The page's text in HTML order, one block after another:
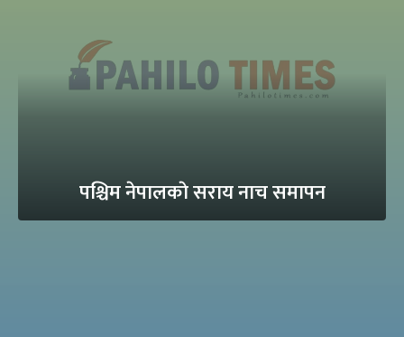
पश्चिम नेपालकाे सराय नाच समापन